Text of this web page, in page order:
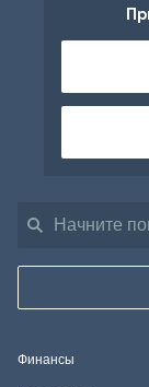
Финансы